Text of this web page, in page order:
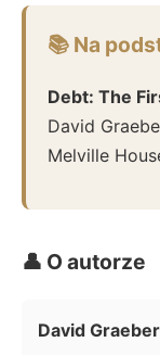
📚 Na
Debt: The
David
Melville
👤 O autorze
David Graeber